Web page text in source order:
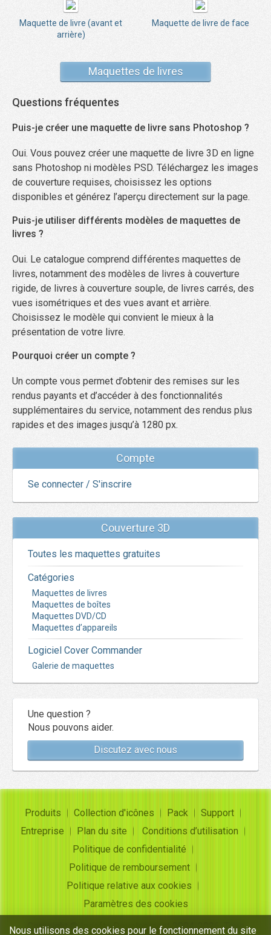
Maquette de livre (avant et
arrière)
Maquette de livre de face
Maquettes de livres
Questions fréquentes
Puis-je créer une maquette de livre sans Photoshop ?
Oui. Vous pouvez créer une maquette de livre 3D en ligne
sans Photoshop ni modèles PSD. Téléchargez les images
de couverture requises, choisissez les options
disponibles et générez l’aperçu directement sur la page.
Puis-je utiliser différents modèles de maquettes de
livres ?
Oui. Le catalogue comprend différentes maquettes de
livres, notamment des modèles de livres à couverture
rigide, de livres à couverture souple, de livres carrés, des
vues isométriques et des vues avant et arrière.
Choisissez le modèle qui convient le mieux à la
présentation de votre livre.
Pourquoi créer un compte ?
Un compte vous permet d’obtenir des remises sur les
rendus payants et d’accéder à des fonctionnalités
supplémentaires du service, notamment des rendus plus
rapides et des images jusqu’à 1280 px.
Compte
Se connecter / S'inscrire
Couverture 3D
Toutes les maquettes gratuites
Catégories
Maquettes de livres
Maquettes de boîtes
Maquettes DVD/CD
Maquettes d’appareils
Logiciel Cover Commander
Galerie de maquettes
Une question ?
Nous pouvons aider.
Discutez avec nous
Produits Collection d'icônes Pack
Support
Entreprise
Plan du site
Conditions d’utilisation
Politique de confidentialité
Politique de remboursement
Politique relative aux cookies
Paramètres des cookies
Copyright ©Insofta Development 2004-2026. Tous
Nous utilisons des cookies pour le fonctionnement du site